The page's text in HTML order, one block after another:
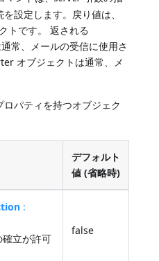
設定します。戻り値は、
トです。 返される
常、メールの受信に使用さ
オブジェクトは通常、メ
パティを持つオブジェク
デフォルト
値 (省略時)
:
立が許可
false